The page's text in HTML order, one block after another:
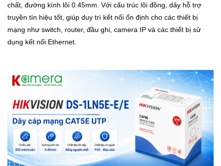
chất, đường kính lõi 0.45mm. Với cấu trúc lõi đồng, dây hỗ trợ
truyền tín hiệu tốt, giúp duy trì kết nối ổn định cho các thiết bị
mạng như switch, router, đầu ghi, camera IP và các thiết bị sử
dụng kết nối Ethernet.